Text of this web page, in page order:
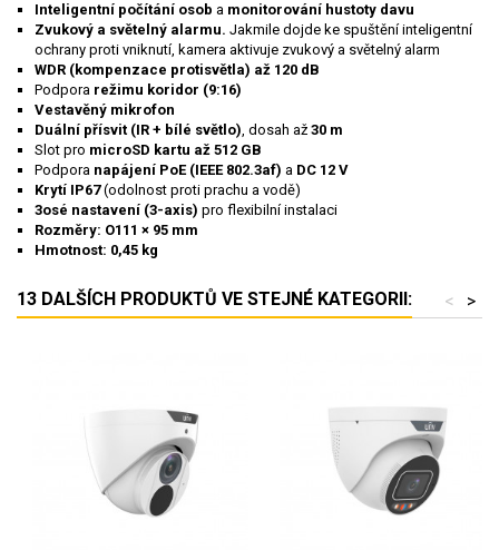
Inteligentní počítání osob a monitorování hustoty davu
Zvukový a světelný alarmu. Jakmile dojde ke spuštění inteligentní
ochrany proti vniknutí, kamera aktivuje zvukový a světelný alarm
WDR (kompenzace protisvětla) až 120 dB
Podpora režimu koridor (9:16)
Vestavěný mikrofon
Duální přísvit (IR + bílé světlo), dosah až 30 m
Slot pro microSD kartu až 512 GB
Podpora napájení PoE (IEEE 802.3af) a DC 12 V
Krytí IP67(odolnost proti prachu a vodě)
3osé nastavení (3-axis) pro flexibilní instalaci
Rozměry: O111 × 95 mm
Hmotnost: 0,45 kg
13 DALŠÍCH PRODUKTŮ VE STEJNÉ KATEGORII: >
<